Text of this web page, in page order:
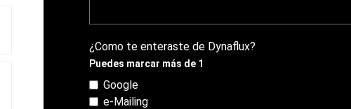
¿Como te enteraste de Dynaflux?
Puedes marcar más de 1
Google
e-Mailing